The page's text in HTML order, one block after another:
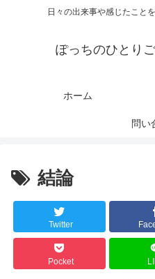
日々の出来事や感じたこと
ぽっちのひとり
ホーム
問い
結論
Twitter
Pocket